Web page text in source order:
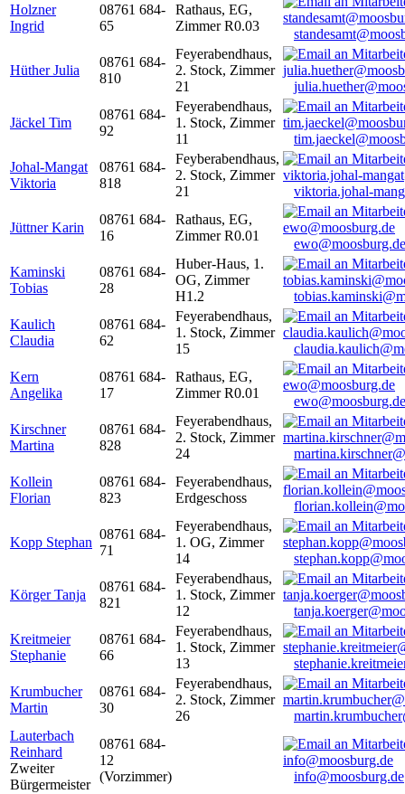
Holzner
Ingrid
08761 684-
65
Rathaus, EG,
Zimmer R0.03
Hüther Julia
08761 684-
810
Feyerabendhaus,
2. Stock, Zimmer
21
Jäckel Tim
08761 684-
92
Feyerabendhaus,
1. Stock, Zimmer
11
Johal-Mangat
Viktoria
08761 684-
818
Feyberabendhaus,
2. Stock, Zimmer
21
viktoria.johal-
Jüttner Karin
08761 684-
16
Rathaus, EG,
Zimmer R0.01
ewo@moosburg.de
Kaminski
Tobias
08761 684-
28
Huber-Haus, 1.
OG, Zimmer
H1.2
Kaulich
Claudia
08761 684-
62
Feyerabendhaus,
1. Stock, Zimmer
15
Kern
Angelika
08761 684-
17
Rathaus, EG,
Zimmer R0.01
ewo@moosburg.de
Kirschner
Martina
08761 684-
828
Feyerabendhaus,
2. Stock, Zimmer
24
Kollein
Florian
08761 684-
823
Feyerabendhaus,
Erdgeschoss
Kopp Stephan
08761 684-
71
Feyerabendhaus,
1. OG, Zimmer
14
Körger Tanja
08761 684-
821
Feyerabendhaus,
1. Stock, Zimmer
12
Kreitmeier
Stephanie
08761 684-
66
Feyerabendhaus,
1. Stock, Zimmer
13
Krumbucher
Martin
08761 684-
30
Feyerabendhaus,
2. Stock, Zimmer
26
Lauterbach
Reinhard
Zweiter
Bürgermeister
08761 684-
12
(Vorzimmer)
info@moosburg.de